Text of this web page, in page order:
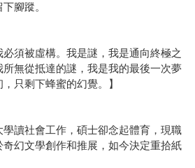
腳蹤。
須被虛構。我是謎，我是通向終極之
無從抵達的謎，我是我的最後一次夢
只剩下蜂蜜的幻覺。】
讀社會工作，碩士卻念起體育，現職
幻文學創作和推展，如今決定重拾紙